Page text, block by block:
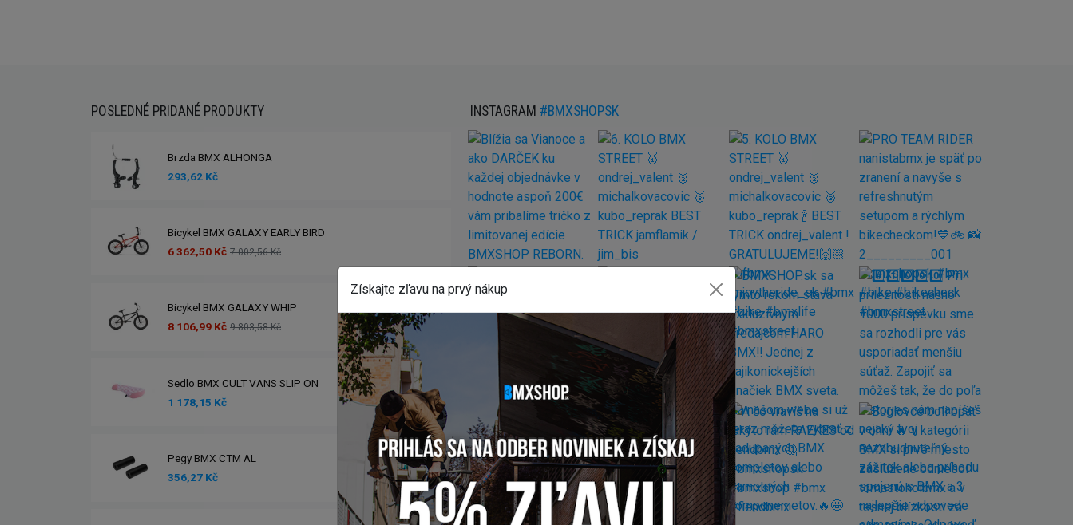
POSLEDNÉ PRIDANÉ PRODUKTY
Brzda BMX ALHONGA
293,62 Kč
Bicykel BMX GALAXY EARLY BIRD
6 362,50 Kč 7 002,56 Kč
Bicykel BMX GALAXY WHIP
8 106,99 Kč 9 803,58 Kč
Sedlo BMX CULT VANS SLIP ON
1 178,15 Kč
Pegy BMX CTM AL
356,27 Kč
INSTAGRAM #BMXSHOPSK
Získajte zľavu na prvý nákup